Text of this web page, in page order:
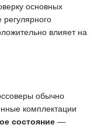
основных
влияет на
обычно
комплектации
состояние —